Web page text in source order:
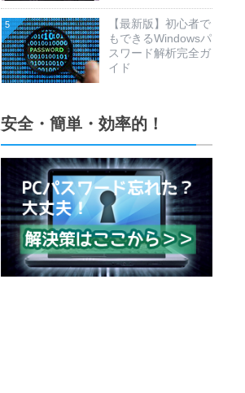
5
【最新版】初心者で
もできるWindowsパ
スワード解析完全ガ
イド
安全・簡単・効率的！